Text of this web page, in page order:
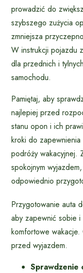
prowadzić do
szybszego zużycia
zmniejsza
W instrukcji pojazdu
dla przednich i
samochodu.
Pamiętaj, aby
najlepiej przed
stanu opon i ich
kroki do
podróży wakacyjnej.
spokojnym
odpowiednio
Przygotowanie auta
aby zapewnić sobie
komfortowe
przed wyjazdem.
Sprawdzenie